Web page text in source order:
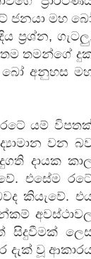
ජනයා මහ
ප්‍රශ්න,
තම තමන්ගේ
බෝ අනුහස
යම්
වන
දායක
එසේම
කියැවේ.
සිදුවීමක්
දැක් වූ